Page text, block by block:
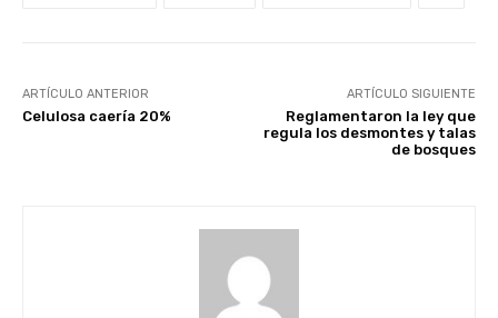
ARTÍCULO ANTERIOR
Celulosa caería 20%
ARTÍCULO SIGUIENTE
Reglamentaron la ley que
regula los desmontes y talas
de bosques